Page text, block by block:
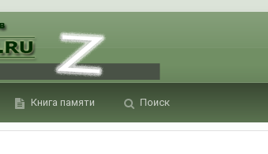
Книга памяти Поиск